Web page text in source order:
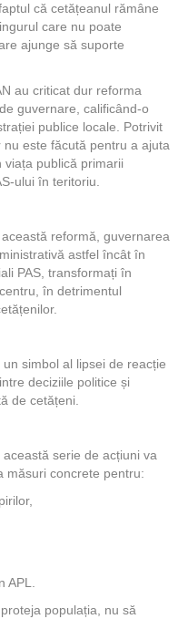
că cetățeanul rămâne
care nu poate
ajunge să suporte
au criticat dur reforma
guvernare, calificând-o
publice locale. Potrivit
este făcută pentru a ajuta
publică primarii
ului în teritoriu.
reformă, guvernarea
astfel încât în
PAS, transformați în
în detrimentul
simbol al lipsei de reacție
deciziile politice și
de cetățeni.
serie de acțiuni va
măsuri concrete pentru:
APL.
populația, nu să